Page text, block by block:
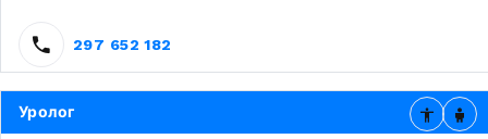
297 652 182
Уролог